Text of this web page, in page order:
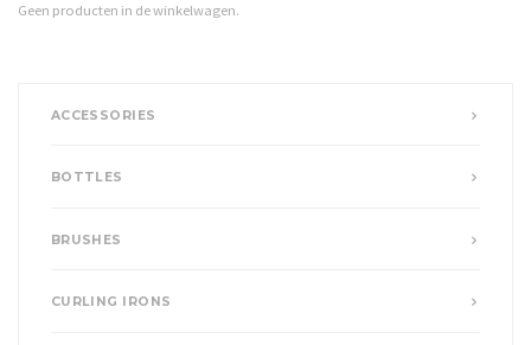
Geen producten in de winkelwagen.
ACCESSORIES
BOTTLES
BRUSHES
CURLING IRONS